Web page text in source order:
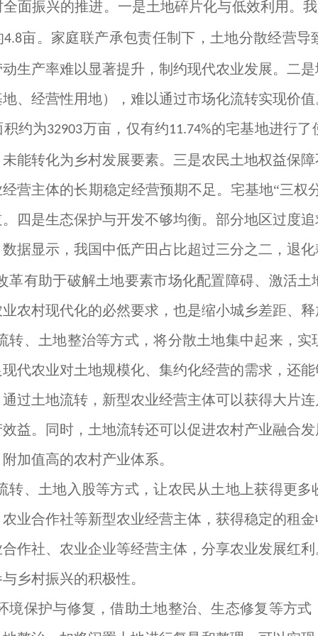
面振兴的推进。一是土地碎片化与低效利用。
4.8亩。家庭联产承包责任制下，土地分散经营
生产率难以显著提升，制约现代农业发展。二
、经营性用地），难以通过市场化流转实现价
约为32903万亩，仅有约11.74%的宅基地进行了
能转化为乡村发展要素。三是农民土地权益保
营主体的长期稳定经营预期不足。宅基地“三权
四是生态保护与开发不够均衡。部分地区过度
据显示，我国中低产田占比超过三分之二，退
革有助于破解土地要素市场化配置障碍、激活
农村现代化的必然要求，也是缩小城乡差距、
转、土地整治等方式，将分散土地集中起来，
代农业对土地规模化、集约化经营的需求，还
过土地流转，新型农业经营主体可以获得大片
益。同时，土地流转还可以促进农村产业融合
加值高的农村产业体系。
转、土地入股等方式，让农民从土地上获得更
业合作社等新型农业经营主体，获得稳定的租
作社、农业企业等经营主体，分享农业发展红
乡村振兴的积极性。
境保护与修复，借助土地整治、生态修复等方